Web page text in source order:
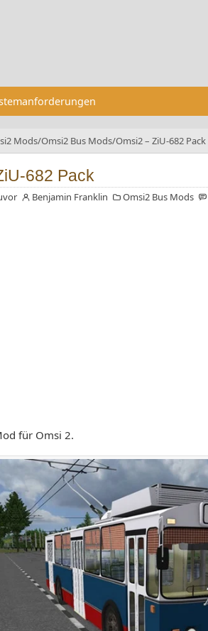
Mods Omsi2 Bus Mods Omsi2 – ZiU-682 Pack
682 Pack
Benjamin Franklin Omsi2 Bus Mods
für Omsi 2.